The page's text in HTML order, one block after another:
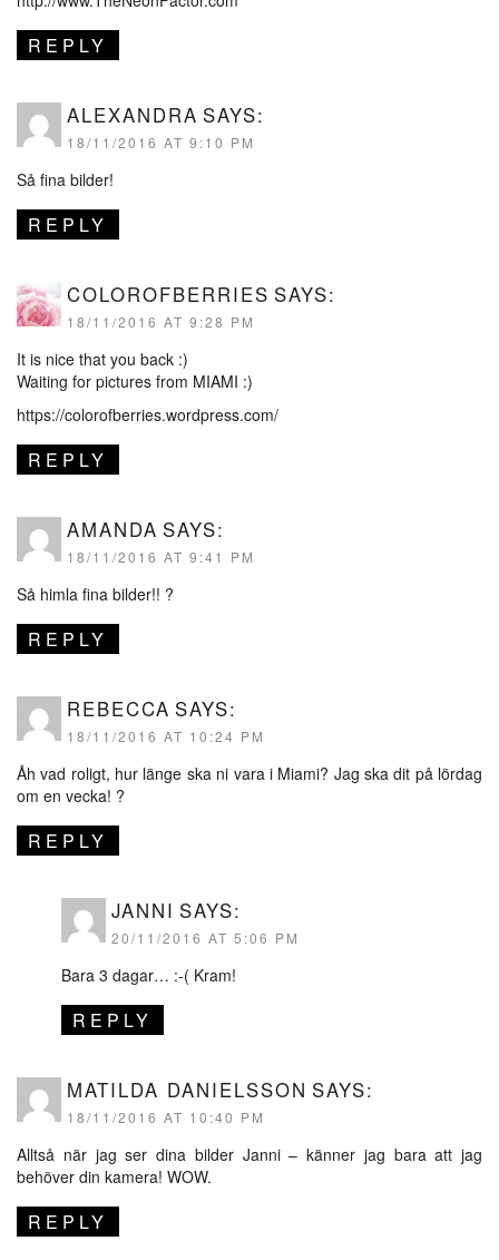
REPLY
ALEXANDRA SAYS:
18/11/2016 AT 9:10 PM
Så fina bilder!
REPLY
COLOROFBERRIES SAYS:
18/11/2016 AT 9:28 PM
It is nice that you back :)
Waiting for pictures from MIAMI :)
https://colorofberries.wordpress.com/
REPLY
AMANDA SAYS:
18/11/2016 AT 9:41 PM
Så himla fina bilder!! ?
REPLY
REBECCA SAYS:
18/11/2016 AT 10:24 PM
Åh vad roligt, hur länge ska ni vara i Miami? Jag ska dit på lördag
om en vecka! ?
REPLY
JANNI SAYS:
20/11/2016 AT 5:06 PM
Bara 3 dagar… :-( Kram!
REPLY
MATILDA DANIELSSON SAYS:
18/11/2016 AT 10:40 PM
Alltså när jag ser dina bilder Janni – känner jag bara att jag
behöver din kamera! WOW.
REPLY